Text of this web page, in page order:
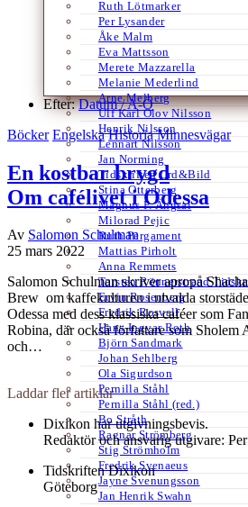
Ruth Lötmarker
Per Lysander
Åke Malm
Eva Mattsson
Merete Mazzarella
Melanie Mederlind
Arne Melberg
Ulf Karl Olov Nilsson
Henrik Nilsson
Lennart Nilsson
Jan Norming
Tidskriften Ord&Bild
Stina Otterberg
Magnus P. Ängsal
Milorad Pejic
Ruth Pergament
Mattias Pirholt
Anna Remmets
Torsten Rönnerstrand
Ervin Rosenberg
Fredrik Rosvall
Hans-Ingvar Roth
Björn Sandmark
Johan Sehlberg
Ola Sigurdson
Pernilla Ståhl
Pernilla Ståhl (red.)
Bo Stråth
Ragnar Strömberg
Stig Strömholm
Fredrik Svenaeus
Jayne Svenungsson
Jan Henrik Swahn
Efter:Datum /A-Ö
Böcker Engelska Historia Minnesvägar
En kostbar brygd
Om cafélivet i Odessa
Av Salomon Schulman
25 mars 2022
Salomon Schulman skriver apropå
Brew om kaffekulturen i utvalda
Odessa med dess klassiska caféer som
Robina, där också författare som
och…
Laddar fler artiklar
Dixikon har utgivningsbevis.
Redaktör och ansvarig utgivare:
Tidskriften Dixikon
Göteborg